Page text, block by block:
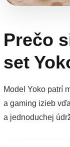
Prečo
set
Model Yoko patrí
a gaming izieb
a jednoduchej